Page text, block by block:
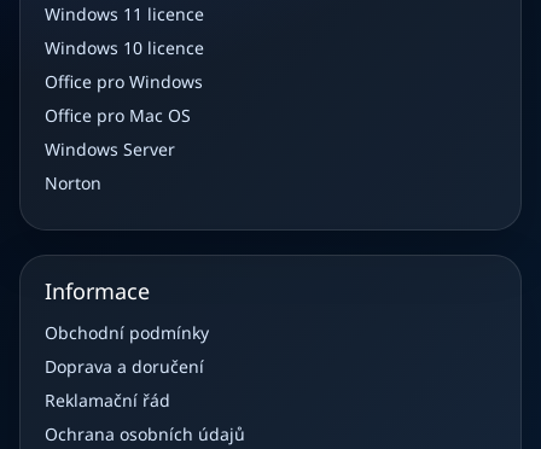
Windows 11 licence
Windows 10 licence
Office pro Windows
Office pro Mac OS
Windows Server
Norton
Informace
Obchodní podmínky
Doprava a doručení
Reklamační řád
Ochrana osobních údajů